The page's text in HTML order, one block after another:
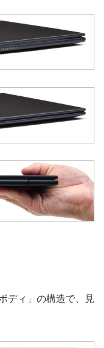
ディ」の構造で、見